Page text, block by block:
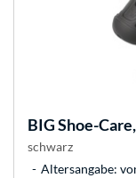
BIGShoe-
schwarz
Altersangabe: